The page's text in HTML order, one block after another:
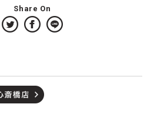
Share On